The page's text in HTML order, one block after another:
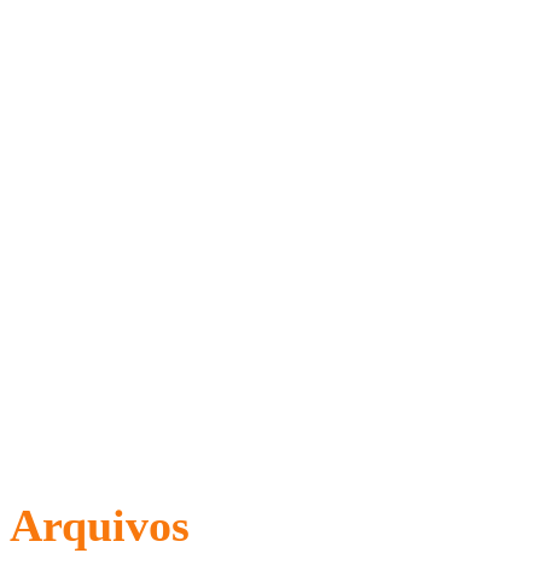
Arquivos